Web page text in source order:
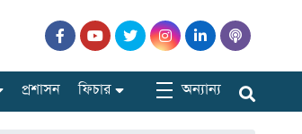
প্রশাসন ফিচার অন্যান্য